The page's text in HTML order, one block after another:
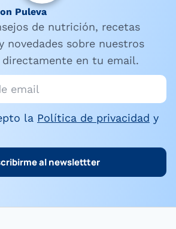
Puleva
de nutrición, recetas
novedades sobre nuestros
en tu email.
la Política de privacidad y
al newslettter